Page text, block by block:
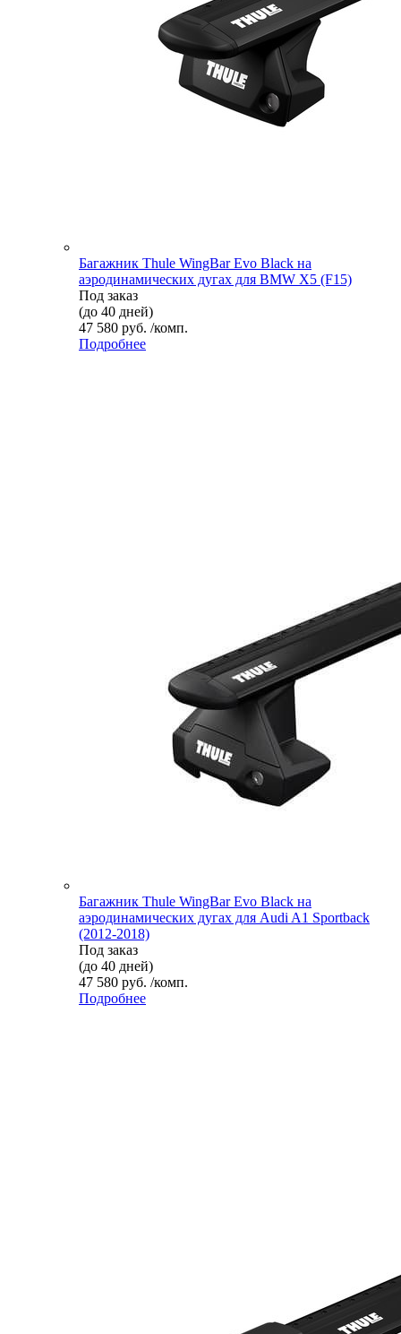
Багажник Thule WingBar Evo Black на
аэродинамических дугах для BMW X5 (F15)
Под заказ
(до 40 дней)
47 580 руб. /комп.
Подробнее
Багажник Thule WingBar Evo Black на
аэродинамических дугах для Audi A1 Sportback
(2012-2018)
Под заказ
(до 40 дней)
47 580 руб. /комп.
Подробнее